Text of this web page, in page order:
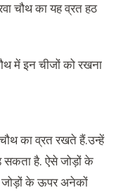
चौथ का यह व्रत हठ
में इन चीजों को रखना
का व्रत रखते हैं.उन्हें
सकता है. ऐसे जोड़ों के
के ऊपर अनेकों